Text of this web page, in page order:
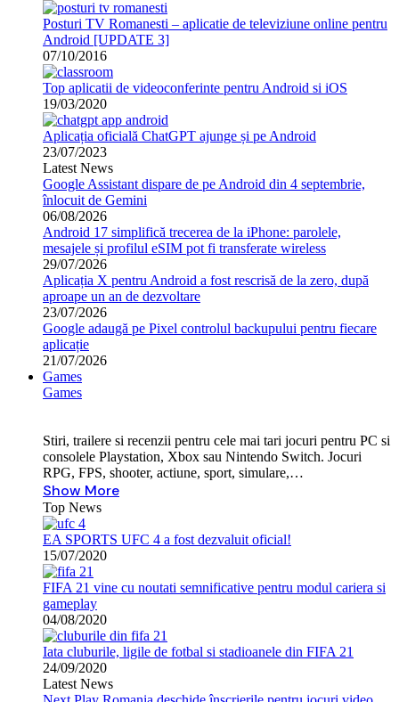
Posturi TV Romanesti – aplicatie de televiziune online pentru
Android [UPDATE 3]
07/10/2016
Top aplicatii de videoconferinte pentru Android si iOS
19/03/2020
Aplicația oficială ChatGPT ajunge și pe Android
23/07/2023
Latest News
Google Assistant dispare de pe Android din 4 septembrie,
înlocuit de Gemini
06/08/2026
Android 17 simplifică trecerea de la iPhone: parolele,
mesajele și profilul eSIM pot fi transferate wireless
29/07/2026
Aplicația X pentru Android a fost rescrisă de la zero, după
aproape un an de dezvoltare
23/07/2026
Google adaugă pe Pixel controlul backupului pentru fiecare
aplicație
21/07/2026
Games
Games
Stiri, trailere si recenzii pentru cele mai tari jocuri pentru PC si
consolele Playstation, Xbox sau Nintendo Switch. Jocuri
RPG, FPS, shooter, actiune, sport, simulare,…
Show More
Top News
EA SPORTS UFC 4 a fost dezvaluit oficial!
15/07/2020
FIFA 21 vine cu noutati semnificative pentru modul cariera si
gameplay
04/08/2020
Iata cluburile, ligile de fotbal si stadioanele din FIFA 21
24/09/2020
Latest News